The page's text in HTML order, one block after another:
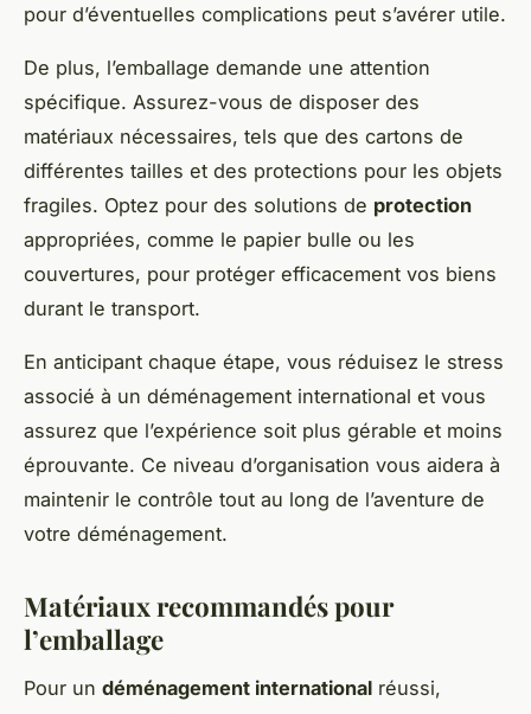
pour d’éventuelles complications peut s’avérer utile.
De plus, l’emballage demande une attention
spécifique. Assurez-vous de disposer des
matériaux nécessaires, tels que des cartons de
différentes tailles et des protections pour les objets
fragiles. Optez pour des solutions de protection
appropriées, comme le papier bulle ou les
couvertures, pour protéger efficacement vos biens
durant le transport.
En anticipant chaque étape, vous réduisez le stress
associé à un déménagement international et vous
assurez que l’expérience soit plus gérable et moins
éprouvante. Ce niveau d’organisation vous aidera à
maintenir le contrôle tout au long de l’aventure de
votre déménagement.
Matériaux recommandés pour
l’emballage
Pour un déménagement international réussi,